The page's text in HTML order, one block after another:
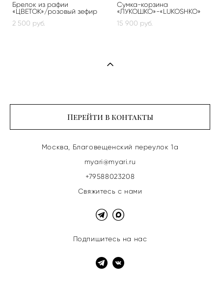
Брелок из рафии
«ЦВЕТОК»/розовый зефир
2 500 pуб.
Сумка-корзина
«ЛУКОШКО»-«LUKOSHKO»
15 900 pуб.
Перейти в контакты
Москва, Благовещенский переулок 1а
myari@myari.ru
+79588023208
Свяжитесь с нами
Подпишитесь на нас